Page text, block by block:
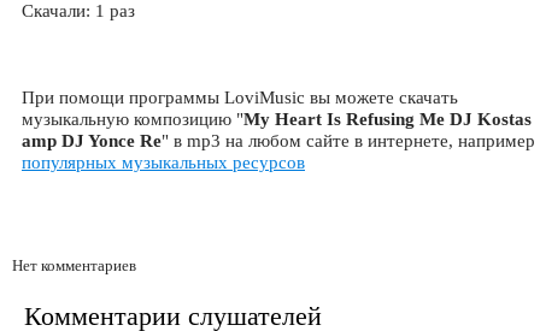
Скачали: 1 раз
При помощи программы LoviMusic вы можете скачать
музыкальную композицию "My Heart Is Refusing Me DJ Kostas
amp DJ Yonce Re" в mp3 на любом сайте в интернете, например
популярных музыкальных ресурсов
Нет комментариев
Комментарии слушателей